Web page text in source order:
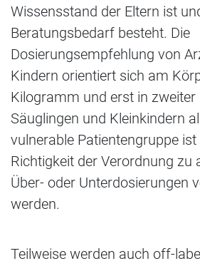
Wissensstand der Eltern ist
Beratungsbedarf besteht. Die
Dosierungsempfehlung von
Kindern orientiert sich am
Kilogramm und erst in zweiter
Säuglingen und Kleinkindern
vulnerable Patientengruppe
Richtigkeit der Verordnung zu
Über- oder Unterdosierungen
werden.
Teilweise werden auch off-